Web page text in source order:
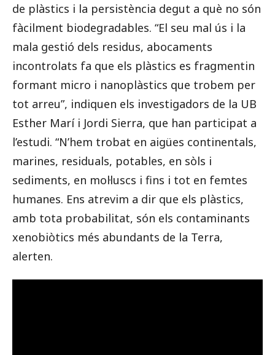
de plàstics i la persistència degut a què no són
fàcilment biodegradables. “El seu mal ús i la
mala gestió dels residus, abocaments
incontrolats fa que els plàstics es fragmentin
formant micro i nanoplàstics que trobem per
tot arreu”, indiquen els investigadors de la UB
Esther Marí i Jordi Sierra, que han participat a
l’estudi. “N’hem trobat en aigües continentals,
marines, residuals, potables, en sòls i
sediments, en mol·luscs i fins i tot en femtes
humanes. Ens atrevim a dir que els plàstics,
amb tota probabilitat, són els contaminants
xenobiòtics més abundants de la Terra,
alerten.